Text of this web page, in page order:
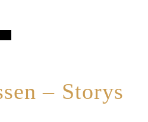
– Storys